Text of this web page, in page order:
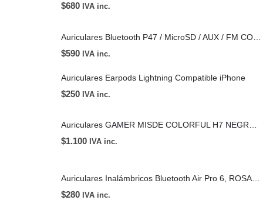
$680 IVA inc.
$590 IVA inc.
Auriculares Earpods Lightning Compatible iPhone
$250 IVA inc.
Auriculares GAMER MISDE COLORFUL H7 NEGROS Y BLANCOS
$1.100 IVA inc.
$280 IVA inc.